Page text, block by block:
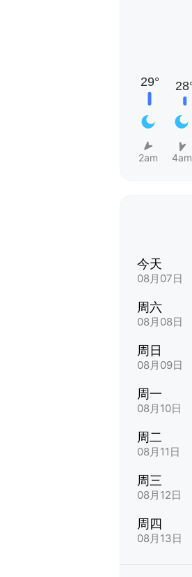
2am 4am
今天
08月07日
周六
08月08日
周日
08月09日
周一
08月10日
周二
08月11日
周三
08月12日
周四
08月13日